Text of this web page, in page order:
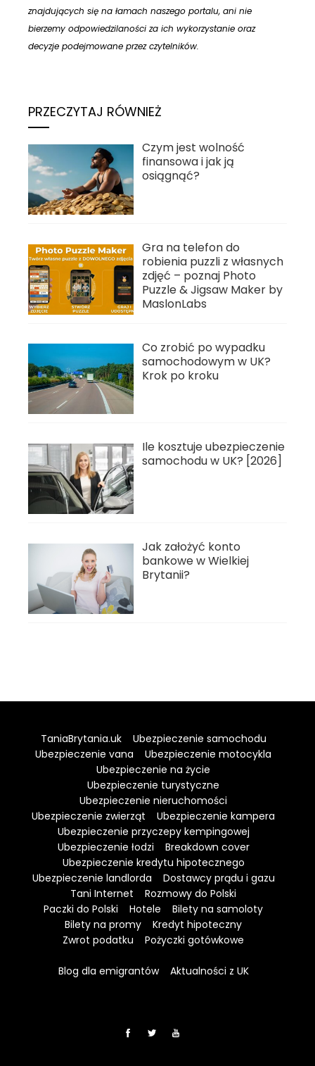
znajdujących się na łamach naszego portalu, ani nie
bierzemy odpowiedzilaności za ich wykorzystanie oraz
decyzje podejmowane przez czytelników.
PRZECZYTAJ RÓWNIEŻ
Czym jest wolność
finansowa i jak ją
osiągnąć?
Gra na telefon do
robienia puzzli z własnych
zdjęć – poznaj Photo
Puzzle & Jigsaw Maker by
MaslonLabs
Co zrobić po wypadku
samochodowym w UK?
Krok po kroku
Ile kosztuje ubezpieczenie
samochodu w UK? [2026]
Jak założyć konto
bankowe w Wielkiej
Brytanii?
TaniaBrytania.uk
Ubezpieczenie samochodu
Ubezpieczenie vana
Ubezpieczenie motocykla
Ubezpieczenie na życie
Ubezpieczenie turystyczne
Ubezpieczenie nieruchomości
Ubezpieczenie zwierząt
Ubezpieczenie kampera
Ubezpieczenie przyczepy kempingowej
Ubezpieczenie łodzi
Breakdown cover
Ubezpieczenie kredytu hipotecznego
Ubezpieczenie landlorda
Dostawcy prądu i gazu
Tani Internet
Rozmowy do Polski
Paczki do Polski
Hotele
Bilety na samoloty
Bilety na promy
Kredyt hipoteczny
Zwrot podatku
Pożyczki gotówkowe
Blog dla emigrantów Aktualności z UK